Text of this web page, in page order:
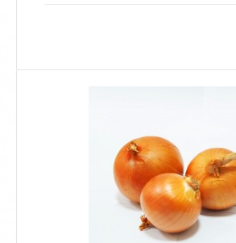
1,30€ /κιλ.
Διαθέσιμο
Καλάθι